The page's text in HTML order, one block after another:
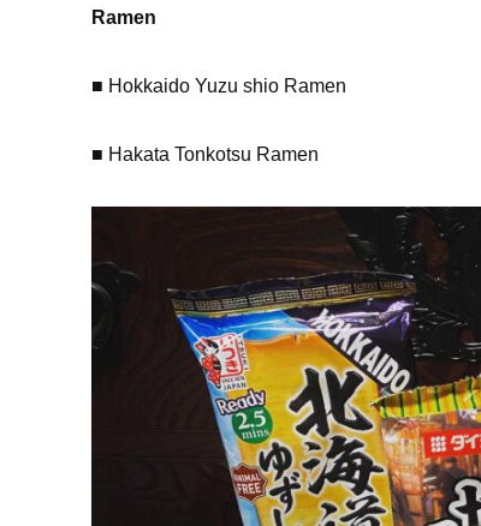
Ramen
■ Hokkaido Yuzu shio Ramen
■ Hakata Tonkotsu Ramen